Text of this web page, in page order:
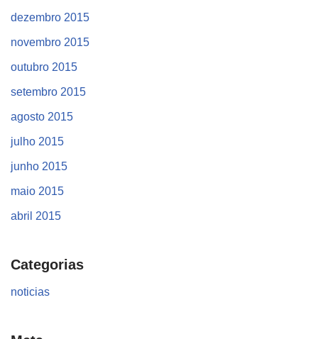
dezembro 2015
novembro 2015
outubro 2015
setembro 2015
agosto 2015
julho 2015
junho 2015
maio 2015
abril 2015
Categorias
noticias